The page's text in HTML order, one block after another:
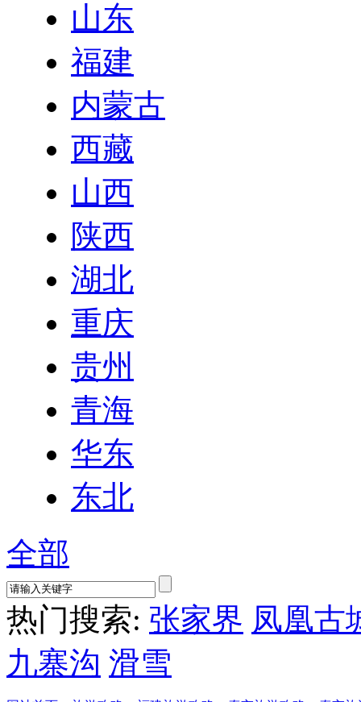
山东
福建
内蒙古
西藏
山西
陕西
湖北
重庆
贵州
青海
华东
东北
全部
热门搜索: 张家界 凤凰古
九寨沟 滑雪